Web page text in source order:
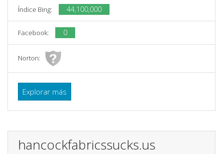
Índice Bing: 44,100,000
Facebook: 0
Norton:
Explorar más
hancockfabricssucks.us